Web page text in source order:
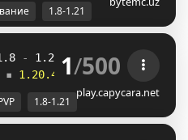
1.8-1.21
- 1.21 ▪ capycara.net
▪ 1.20.4 BoxPvP Aktif!
1/500
play.capycara.net
1.8-1.21